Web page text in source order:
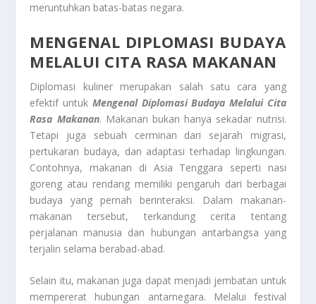
meruntuhkan batas-batas negara.
MENGENAL DIPLOMASI BUDAYA
MELALUI CITA RASA MAKANAN
Diplomasi kuliner merupakan salah satu cara yang
efektif untuk Mengenal Diplomasi Budaya Melalui Cita
Rasa Makanan. Makanan bukan hanya sekadar nutrisi.
Tetapi juga sebuah cerminan dari sejarah migrasi,
pertukaran budaya, dan adaptasi terhadap lingkungan.
Contohnya, makanan di Asia Tenggara seperti nasi
goreng atau rendang memiliki pengaruh dari berbagai
budaya yang pernah berinteraksi. Dalam makanan-
makanan tersebut, terkandung cerita tentang
perjalanan manusia dan hubungan antarbangsa yang
terjalin selama berabad-abad.
Selain itu, makanan juga dapat menjadi jembatan untuk
mempererat hubungan antarnegara. Melalui festival